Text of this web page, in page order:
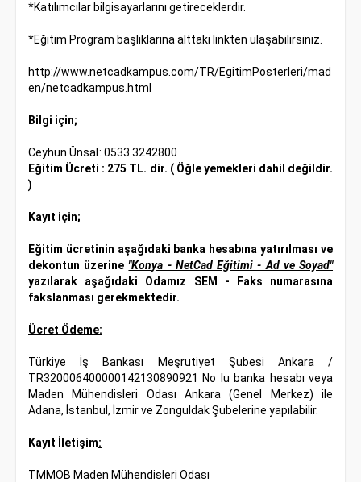
*Katılımcılar bilgisayarlarını getireceklerdir.
*Eğitim Program başlıklarına alttaki linkten ulaşabilirsiniz.
http://www.netcadkampus.com/TR/EgitimPosterleri/mad
en/netcadkampus.html
Bilgi için;
Ceyhun Ünsal : 0533 3242800
Eğitim Ücreti : 275 TL. dir. ( Öğle yemekleri dahil değildir.
)
Kayıt için;
Eğitim ücretinin aşağıdaki banka hesabına yatırılması ve
dekontun üzerine"Konya - NetCad Eğitimi - Ad ve Soyad"
yazılarak aşağıdaki Odamız SEM - Faks numarasına
fakslanması gerekmektedir.
Ücret Ödeme:
Türkiye İş Bankası Meşrutiyet Şubesi Ankara /
TR320006400000142130890921 No lu banka hesabı veya
Maden Mühendisleri Odası Ankara (Genel Merkez) ile
Adana, İstanbul, İzmir ve Zonguldak Şubelerine yapılabilir.
Kayıt İletişim:
TMMOB Maden Mühendisleri Odası